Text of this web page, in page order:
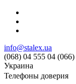
info@stalex.ua
(068) 04 555 04 (066)
Украина
Телефоны доверия